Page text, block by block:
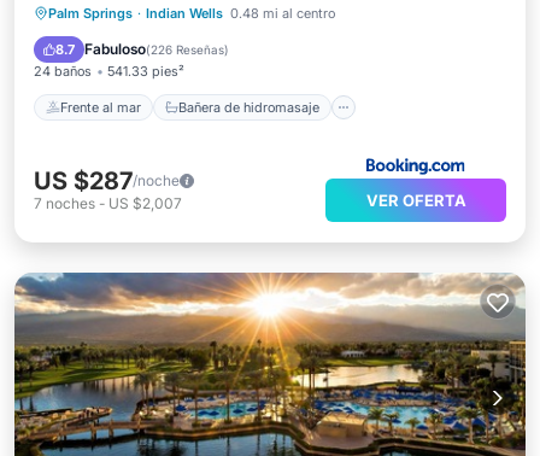
Palm Springs · Indian Wells 0.48 mi al centro
8.7 Fabuloso(226 Reseñas)
24 baños 541.33 pies²
Frente al mar Bañera de hidromasaje
Desayuno
Estación de carga para vehículos eléctricos
US $287/noche
7 noches - US $2,007 VER OFERTA